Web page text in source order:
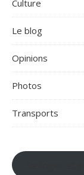
Culture
Le blog
Opinions
Photos
Transports